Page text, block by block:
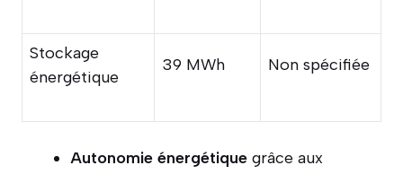
Stockage
énergétique
39 MWh Non spécifiée
Autonomie énergétique grâce aux